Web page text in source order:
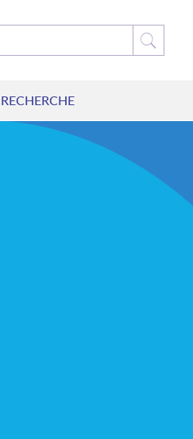
RECHERCHE